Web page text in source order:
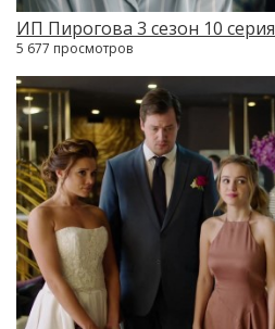
ИП Пирогова 3 сезон 10 серия
5 677 просмотров